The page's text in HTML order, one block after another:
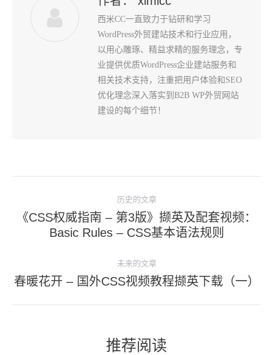
西米CC一直致力于钻研和学习
WordPress外贸建站技术和行业应用，
以用心雕琢、精益求精的服务理念，专
业提供优质WordPress企业建站服务和
相关技术支持，注重把用户体验和SEO
优化理念深入落实到B2B WP外贸网站
建设的每个细节！
导
历史的文章
历
文
章：
《CSS权威指南 – 第3版》撷英及配套视频：
Basic Rules – CSS基本语法规则
未来的文章
未
章：
春暖花开 – 国外CSS视频教程撷英下载（一）
推荐阅读